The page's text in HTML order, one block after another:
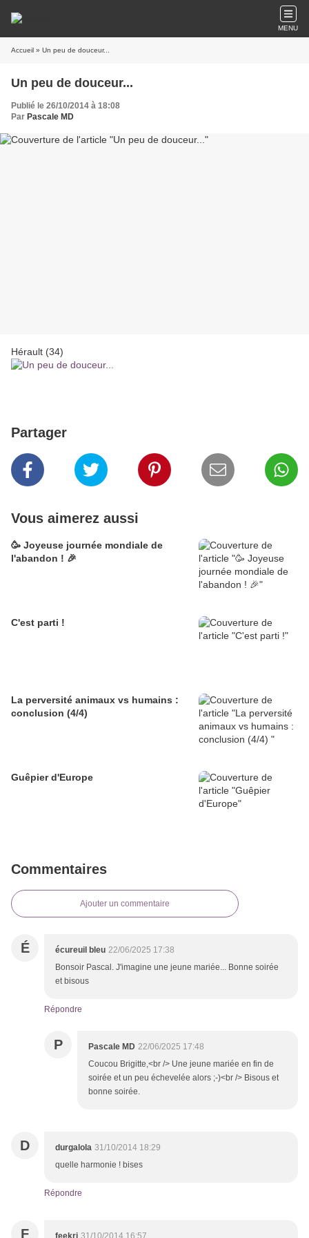
MENU
Accueil » Un peu de douceur...
Un peu de douceur...
Publié le 26/10/2014 à 18:08
Par Pascale MD
Hérault (34)
Partager
Vous aimerez aussi
🥳 Joyeuse journée mondiale de
l'abandon ! 🎉
C'est parti !
La perversité animaux vs humains :
conclusion (4/4)
Guêpier d'Europe
Commentaires
Ajouter un commentaire
É écureuil bleu 22/06/2025 17:38
Bonsoir Pascal. J'imagine une jeune mariée... Bonne soirée
et bisous
Répondre
P Pascale MD 22/06/2025 17:48
Coucou Brigitte,<br /> Une jeune mariée en fin de
soirée et un peu échevelée alors ;-)<br /> Bisous et
bonne soirée.
D durgalola 31/10/2014 18:29
quelle harmonie ! bises
Répondre
F feekri 31/10/2014 16:57